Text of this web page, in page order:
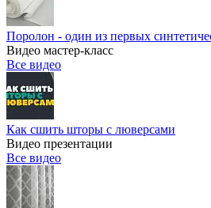
Поролон - один из первых
Видео мастер-класс
Все видео
Как сшить шторы с люверсами
Видео презентации
Все видео